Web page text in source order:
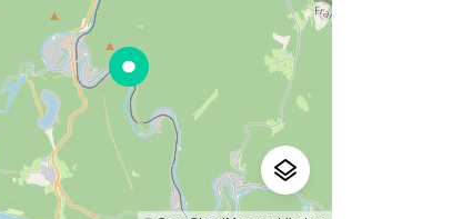
la destination
homicide
monument